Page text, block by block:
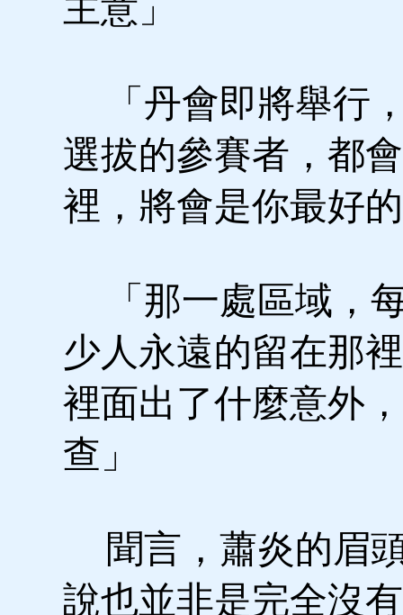
主意」
「丹會即將舉行
選拔的參賽者，都
裡，將會是你最好
「那一處區域，
少人永遠的留在那
裡面出了什麼意外
查」
聞言，蕭炎的眉
說也並非是完全沒